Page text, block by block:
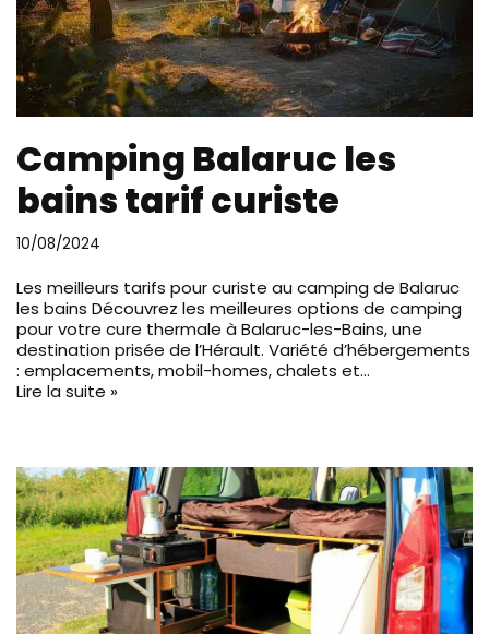
Camping Balaruc les
bains tarif curiste
10/08/2024
Les meilleurs tarifs pour curiste au camping de Balaruc
les bains Découvrez les meilleures options de camping
pour votre cure thermale à Balaruc-les-Bains, une
destination prisée de l’Hérault. Variété d’hébergements
: emplacements, mobil-homes, chalets et…
Lire la suite »